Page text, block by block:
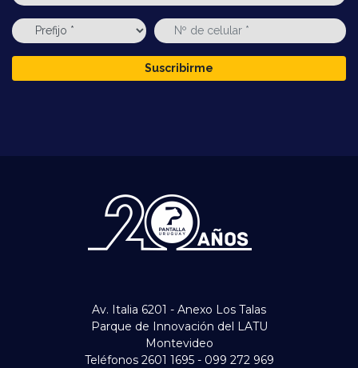
Suscribirme
Av. Italia 6201 - Anexo Los Talas
Parque de Innovación del LATU
Montevideo
Teléfonos 2601 1695 - 099 272 969